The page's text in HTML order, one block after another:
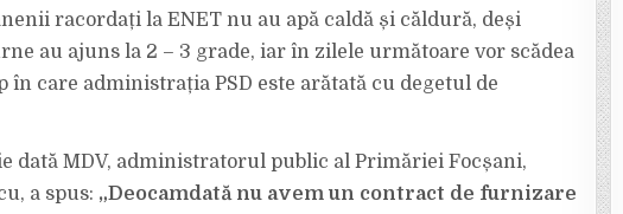
racordați la ENET nu au apă caldă și căldură, deși
au ajuns la 2 – 3 grade, iar în zilele următoare vor scădea
în care administrația PSD este arătată cu degetul de
dată MDV, administratorul public al Primăriei Focșani,
a spus: „Deocamdată nu avem un contract de furnizare